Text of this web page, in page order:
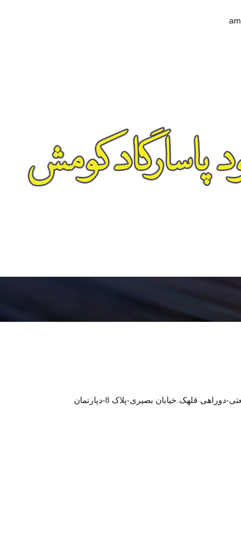
خیابان شریعتی-دوراهی قلهک.خیابان بصیری-پلاک 8-دپارتمان